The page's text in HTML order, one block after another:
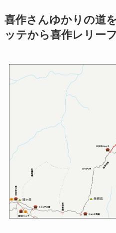
喜作さんゆかりの道
ッテから喜作レリーフ